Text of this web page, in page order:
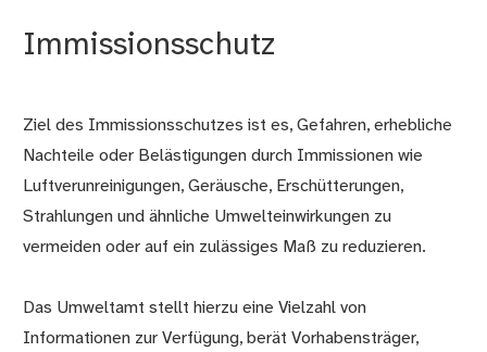
Immissionsschutz
Beschreibung
Ziel des Immissionsschutzes ist es, Gefahren, erhebliche
Nachteile oder Belästigungen durch Immissionen wie
Luftverunreinigungen, Geräusche, Erschütterungen,
Strahlungen und ähnliche Umwelteinwirkungen zu
vermeiden oder auf ein zulässiges Maß zu reduzieren.
Das Umweltamt stellt hierzu eine Vielzahl von
Informationen zur Verfügung, berät Vorhabensträger,